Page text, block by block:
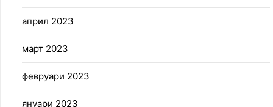
април 2023
март 2023
февруари 2023
януари 2023